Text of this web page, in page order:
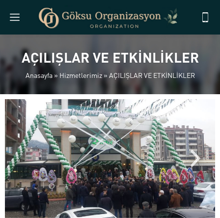
AÇILIŞLAR VE ETKİNLİKLER
Anasayfa» Hizmetlerimiz» AÇILIŞLAR VE ETKİNLİKLER